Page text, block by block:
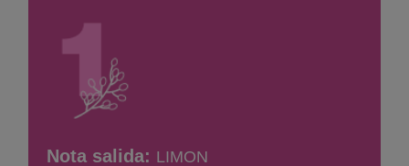
Nota salida: LIMON